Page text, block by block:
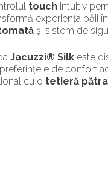
touch intuitiv
experiența băii
și sistem de
Jacuzzi® Silk este
de confort
cu o tetieră